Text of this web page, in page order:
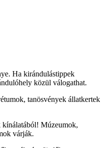
Ha kirándulástippek
közül válogathat.
tanösvények állatkertek
kínálatából! Múzeumok,
várják.